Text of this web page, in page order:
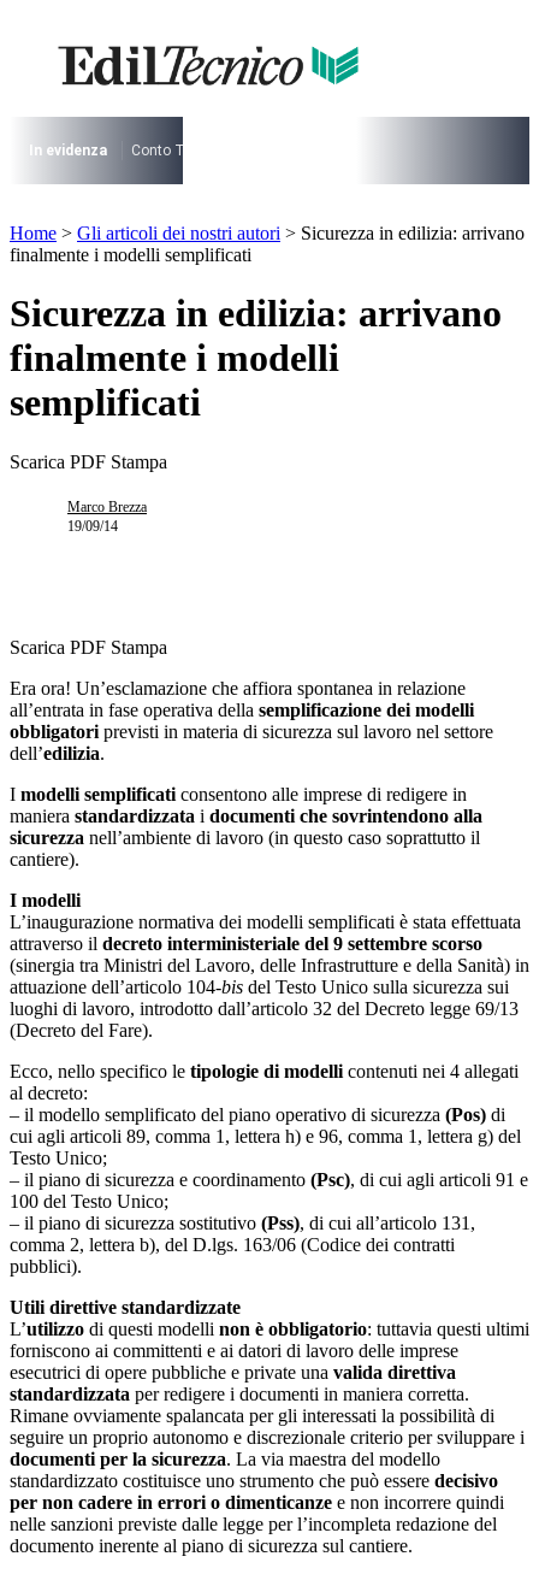
contenuto
I più cercati
Lorem ipsum dolor sit amet consectetur
Lorem ipsum dolor sit amet consectetur
In evidenza Conto Termico
I più cercati
Lorem ipsum dolor sit amet consectetur
Lorem ipsum dolor sit amet consectetur
Home > Gli articoli dei nostri autori > Sicurezza in edilizia: arrivano
finalmente i modelli semplificati
Sicurezza in edilizia: arrivano
finalmente i modelli
semplificati
Scarica PDF Stampa
Marco Brezza
19/09/14
Scarica PDF Stampa
Era ora! Un’esclamazione che affiora spontanea in relazione
all’entrata in fase operativa della semplificazione dei modelli
obbligatori previsti in materia di sicurezza sul lavoro nel settore
dell’edilizia.
I modelli semplificati consentono alle imprese di redigere in
maniera standardizzata i documenti che sovrintendono alla
sicurezza nell’ambiente di lavoro (in questo caso soprattutto il
cantiere).
I modelli
L’inaugurazione normativa dei modelli semplificati è stata effettuata
attraverso il decreto interministeriale del 9 settembre scorso
(sinergia tra Ministri del Lavoro, delle Infrastrutture e della Sanità) in
attuazione dell’articolo 104-bis del Testo Unico sulla sicurezza sui
luoghi di lavoro, introdotto dall’articolo 32 del Decreto legge 69/13
(Decreto del Fare).
Ecco, nello specifico le tipologie di modelli contenuti nei 4 allegati
al decreto:
– il modello semplificato del piano operativo di sicurezza (Pos) di
cui agli articoli 89, comma 1, lettera h) e 96, comma 1, lettera g) del
Testo Unico;
– il piano di sicurezza e coordinamento (Psc), di cui agli articoli 91 e
100 del Testo Unico;
– il piano di sicurezza sostitutivo (Pss), di cui all’articolo 131,
comma 2, lettera b), del D.lgs. 163/06 (Codice dei contratti
pubblici).
Utili direttive standardizzate
L’utilizzo di questi modelli non è obbligatorio: tuttavia questi ultimi
forniscono ai committenti e ai datori di lavoro delle imprese
esecutrici di opere pubbliche e private una valida direttiva
standardizzata per redigere i documenti in maniera corretta.
Rimane ovviamente spalancata per gli interessati la possibilità di
seguire un proprio autonomo e discrezionale criterio per sviluppare i
documenti per la sicurezza. La via maestra del modello
standardizzato costituisce uno strumento che può essere decisivo
per non cadere in errori o dimenticanze e non incorrere quindi
nelle sanzioni previste dalle legge per l’incompleta redazione del
documento inerente al piano di sicurezza sul cantiere.